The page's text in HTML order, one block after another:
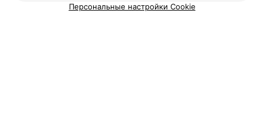
Персональные настройки Cookie